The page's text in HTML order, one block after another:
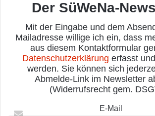
Der SüWeNa-
Mit der Eingabe und dem
Mailadresse willige ich ein, dass
aus diesem Kontaktformular
Datenschutzerklärung erfasst
werden. Sie können sich
Abmelde-Link im Newsletter
(Widerrufsrecht gem.
E-Mail